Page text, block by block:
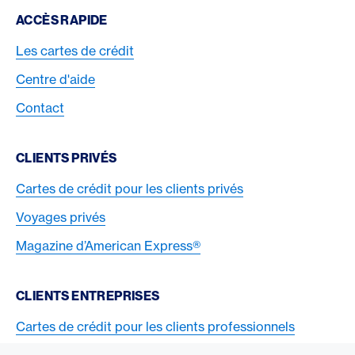
Footer Navigation
ACCÈS RAPIDE
Les cartes de crédit
Centre d'aide
Contact
CLIENTS PRIVÉS
Cartes de crédit pour les clients privés
Voyages privés
Magazine d’American Express®
CLIENTS ENTREPRISES
Cartes de crédit pour les clients professionnels